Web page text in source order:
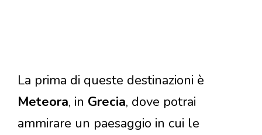
La prima di queste destinazioni è
Meteora, in Grecia, dove potrai
ammirare un paesaggio in cui le